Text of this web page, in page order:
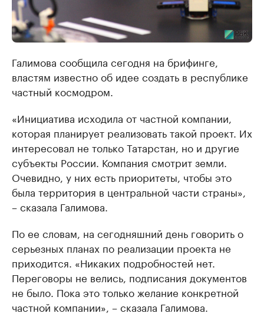
Галимова сообщила сегодня на брифинге,
властям известно об идее создать в республике
частный космодром.
«Инициатива исходила от частной компании,
которая планирует реализовать такой проект. Их
интересовал не только Татарстан, но и другие
субъекты России. Компания смотрит земли.
Очевидно, у них есть приоритеты, чтобы это
была территория в центральной части страны»,
– сказала Галимова.
По ее словам, на сегодняшний день говорить о
серьезных планах по реализации проекта не
приходится. «Никаких подробностей нет.
Переговоры не велись, подписания документов
не было. Пока это только желание конкретной
частной компании», – сказала Галимова.